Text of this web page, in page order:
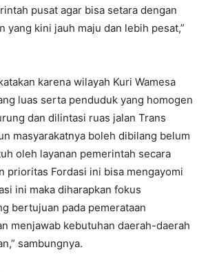
pusat agar bisa setara dengan
yang kini jauh maju dan lebih pesat,”
karena wilayah Kuri Wamesa
luas serta penduduk yang homogen
dan dilintasi ruas jalan Trans
masyarakatnya boleh dibilang belum
oleh layanan pemerintah secara
prioritas Fordasi ini bisa mengayomi
ini maka diharapkan fokus
bertujuan pada pemerataan
menjawab kebutuhan daerah-daerah
sambungnya.